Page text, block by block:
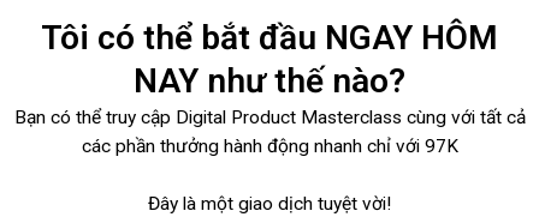
Tôi có thể bắt đầu NGAY HÔM
NAY như thế nào?
Bạn có thể truy cập Digital Product Masterclass cùng với tất cả
các phần thưởng hành động nhanh chỉ với 97K
Đây là một giao dịch tuyệt vời!